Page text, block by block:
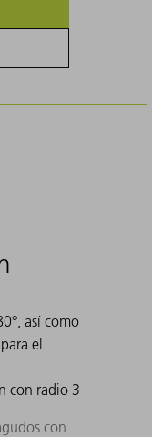
así como
el
con radio 3
con